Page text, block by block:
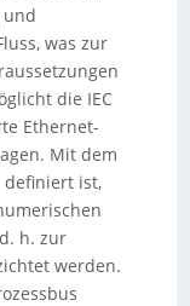
was zur
die IEC
Ethernet-
Mit dem
definiert ist,
h. zur
werden.